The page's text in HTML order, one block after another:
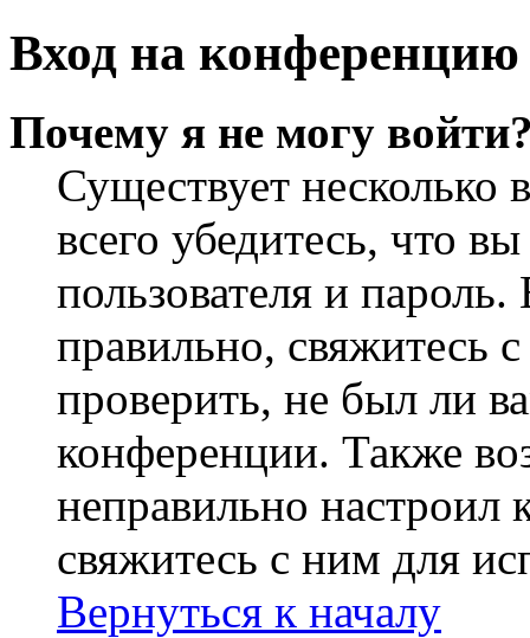
Вход на конференцию
Почему я не могу
Существует
всего убедитесь, что
пользователя и
правильно, свяжитесь
проверить, не был ли
конференции. Также
неправильно
свяжитесь с ним для
Вернуться к началу